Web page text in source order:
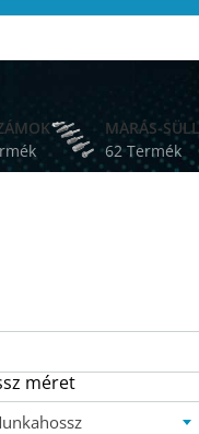
MARÁS-
62 Termék
méret